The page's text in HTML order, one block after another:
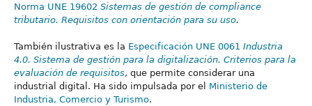
Norma UNE 19602 Sistemas de gestión de compliance
tributario. Requisitos con orientación para su uso.
También ilustrativa es la Especificación UNE 0061 Industria
4.0. Sistema de gestión para la digitalización. Criterios para la
evaluación de requisitos, que permite considerar una
industrial digital. Ha sido impulsada por el Ministerio de
Industria, Comercio y Turismo.